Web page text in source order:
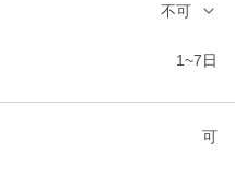
不可
1~7日
可